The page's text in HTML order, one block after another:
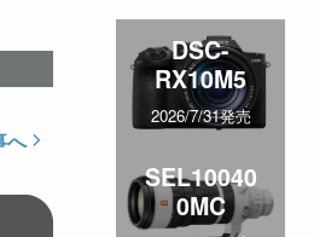
へ
DSC-
RX10M5
2026/7/31発売
SEL10040
0MC